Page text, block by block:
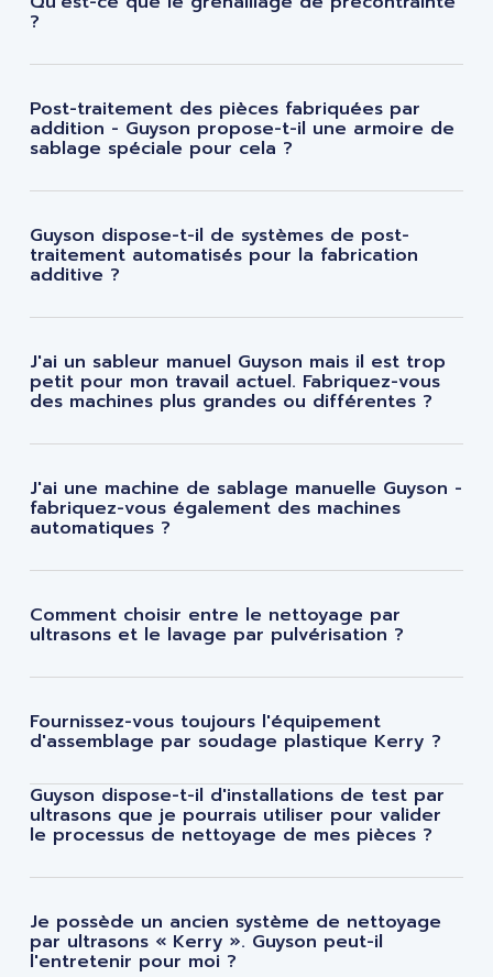
?
Post-traitement des pièces fabriquées par
addition - Guyson propose-t-il une armoire de
sablage spéciale pour cela ?
Guyson dispose-t-il de systèmes de post-
traitement automatisés pour la fabrication
additive ?
J'ai un sableur manuel Guyson mais il est trop
petit pour mon travail actuel. Fabriquez-vous
des machines plus grandes ou différentes ?
J'ai une machine de sablage manuelle Guyson -
fabriquez-vous également des machines
automatiques ?
Comment choisir entre le nettoyage par
ultrasons et le lavage par pulvérisation ?
Fournissez-vous toujours l'équipement
d'assemblage par soudage plastique Kerry ?
Guyson dispose-t-il d'installations de test par
ultrasons que je pourrais utiliser pour valider
le processus de nettoyage de mes pièces ?
Je possède un ancien système de nettoyage
par ultrasons « Kerry ». Guyson peut-il
l'entretenir pour moi ?